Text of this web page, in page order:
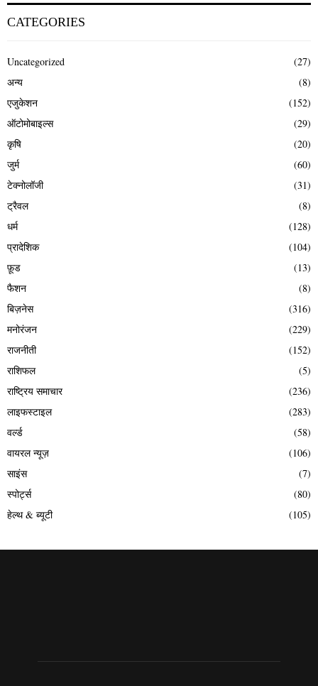
CATEGORIES
Uncategorized
(27)
अन्य
(8)
एजुकेशन
(152)
ऑटोमोबाइल्स
(29)
कृषि
(20)
जुर्म
(60)
टेक्नोलॉजी
(31)
ट्रैवल
(8)
धर्म
(128)
प्रादेशिक
(104)
फ़ूड
(13)
फैशन
(8)
बिज़नेस
(316)
मनोरंजन
(229)
राजनीती
(152)
राशिफल
(5)
राष्ट्रिय समाचार
(236)
लाइफस्टाइल
(283)
वर्ल्ड
(58)
वायरल न्यूज़
(106)
साइंस
(7)
स्पोर्ट्स
(80)
हेल्थ & ब्यूटी
(105)